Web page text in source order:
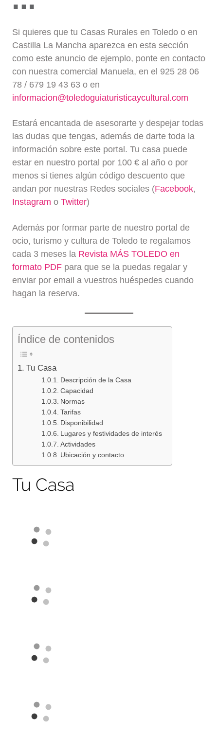
Blog
Si quieres que tu Casas Rurales en Toledo o en
Castilla La Mancha aparezca en esta sección
como este anuncio de ejemplo, ponte en contacto
con nuestra comercial Manuela, en el 925 28 06
78 / 679 19 43 63 o en
informacion@toledoguiaturisticaycultural.com
Estará encantada de asesorarte y despejar todas
las dudas que tengas, además de darte toda la
información sobre este portal. Tu casa puede
estar en nuestro portal por 100 € al año o por
menos si tienes algún código descuento que
andan por nuestras Redes sociales (Facebook,
Instagram oTwitter)
Además por formar parte de nuestro portal de
ocio, turismo y cultura de Toledo te regalamos
cada 3 meses la Revista MÁS TOLEDO en
formato PDF para que se la puedas regalar y
enviar por email a vuestros huéspedes cuando
hagan la reserva.
Índice de contenidos
Tu Casa
Descripción de la Casa
Capacidad
Normas
Tarifas
Disponibilidad
Lugares y festividades de interés
Actividades
Ubicación y contacto
Tu Casa